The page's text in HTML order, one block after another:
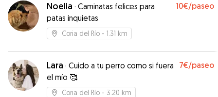
Noelia · Caminatas felices para
patas inquietas
10€/paseo
Coria del Río - 1.31 km
Lara · Cuido a tu perro como si fuera
el mío 🥰
7€/paseo
Coria del Río - 3.20 km